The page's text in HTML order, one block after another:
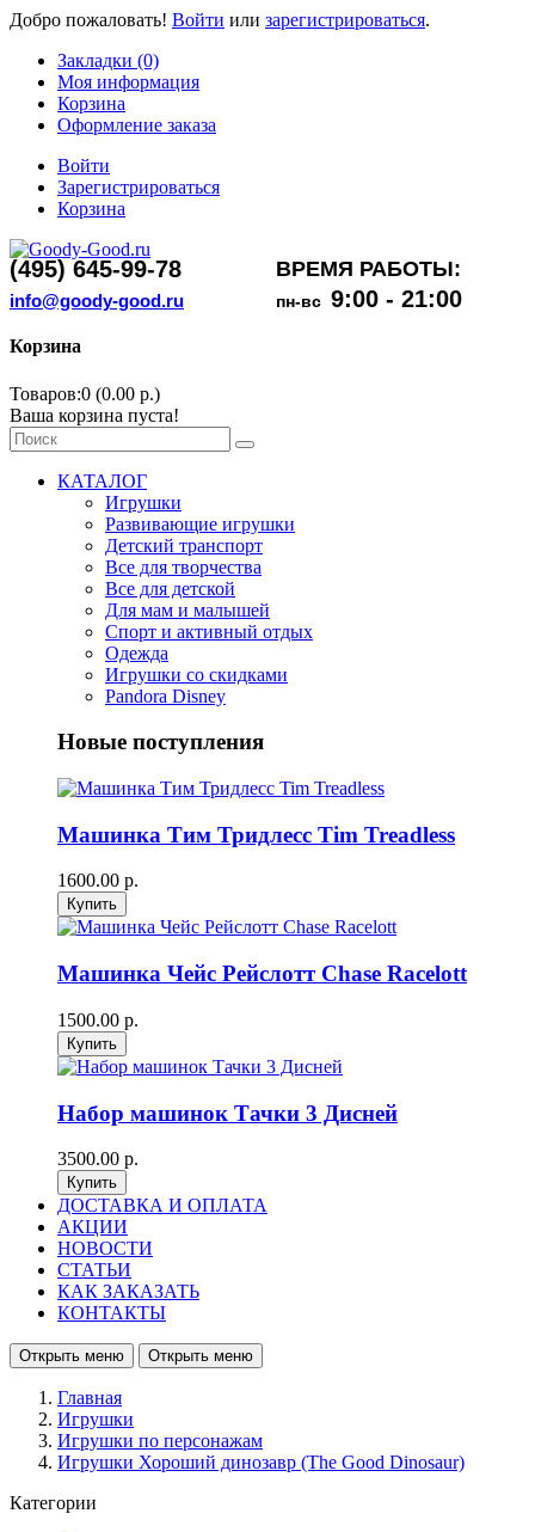
Добро пожаловать! Войти или зарегистрироваться.
Закладки (0)
Моя информация
Корзина
Оформление заказа
Войти
Зарегистрироваться
Корзина
(495) 645-99-78 ВРЕМЯ РАБОТЫ:
info@goody-good.ru пн-вс 9:00 - 21:00
Корзина
Товаров:0 (0.00 р.)
Ваша корзина пуста!
КАТАЛОГ
Игрушки
Развивающие игрушки
Детский транспорт
Все для творчества
Все для детской
Для мам и малышей
Спорт и активный отдых
Одежда
Игрушки со скидками
Pandora Disney
Новые поступления
Машинка Тим Тридлесс Tim Treadless
1600.00 р.
Машинка Чейс Рейслотт Chase Racelott
1500.00 р.
Набор машинок Тачки 3 Дисней
3500.00 р.
ДОСТАВКА И ОПЛАТА
АКЦИИ
НОВОСТИ
СТАТЬИ
КАК ЗАКАЗАТЬ
КОНТАКТЫ
Открыть меню Открыть меню
Главная
Игрушки
Игрушки по персонажам
Игрушки Хороший динозавр (The Good Dinosaur)
Категории